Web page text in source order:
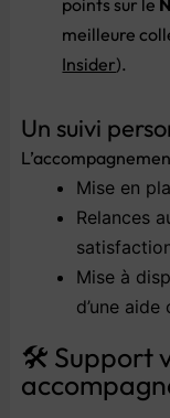
points sur le
meilleure
Insider).
Un suivi
Mise en
Relances
Mise à
d’une aide
🛠️ Support